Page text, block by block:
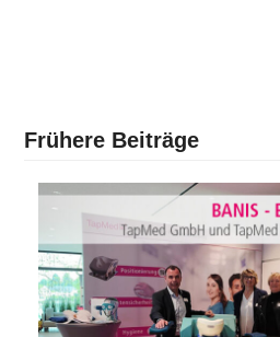
Frühere Beiträge